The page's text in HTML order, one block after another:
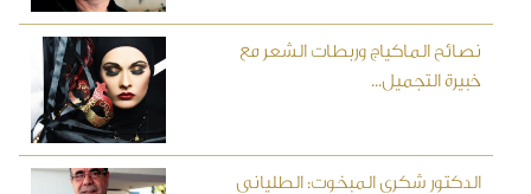
نصائح الماكياج وربطات الشعر مع
خبيرة التجميل...
الدكتور شكري المبخوت: الطلياني